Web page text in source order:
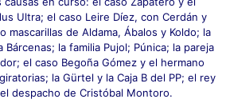
Ultra; el caso Leire Díez, con Cerdán y
mascarillas de Aldama, Ábalos y Koldo; la
la familia Pujol; Púnica; la pareja
el caso Begoña Gómez y el hermano
la Gürtel y la Caja B del PP; el rey
despacho de Cristóbal Montoro.